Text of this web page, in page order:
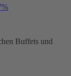
Buffets und